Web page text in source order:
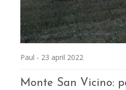
Paul - 23 april 2022
Monte San Vicino: